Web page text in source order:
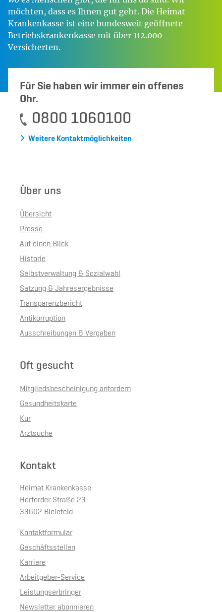
möchten, dass es Ihnen gut geht. Die Heimat
Krankenkasse ist eine bundesweit geöffnete
Betriebskrankenkasse mit über 112.000
Versicherten.
Für Sie haben wir immer ein offenes
Ohr.
0800 1060100
Weitere Kontaktmöglichkeiten
Über uns
Übersicht
Presse
Auf einen Blick
Historie
Selbstverwaltung & Sozialwahl
Satzung & Jahresergebnisse
Transparenzbericht
Antikorruption
Ausschreibungen & Vergaben
Oft gesucht
Mitgliedsbescheinigung anfordern
Gesundheitskarte
Kur
Arztsuche
Kontakt
Heimat Krankenkasse
Herforder Straße 23
33602 Bielefeld
Kontaktformular
Geschäftsstellen
Karriere
Arbeitgeber-Service
Leistungserbringer
Newsletter abonnieren